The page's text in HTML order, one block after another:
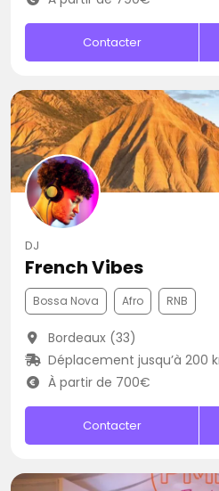
Contacter
DJ
French Vibes
Bossa Nova Afro RNB
Bordeaux (33)
Déplacement jusqu’à 200
À partir de 700€
Contacter